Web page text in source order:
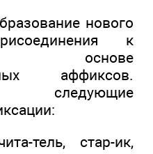
нового
к
основе
аффиксов.
следующие
тель, стар-ик,